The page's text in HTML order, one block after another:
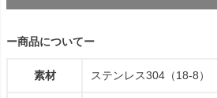
ー商品についてー
素材 ステンレス304（18-8）